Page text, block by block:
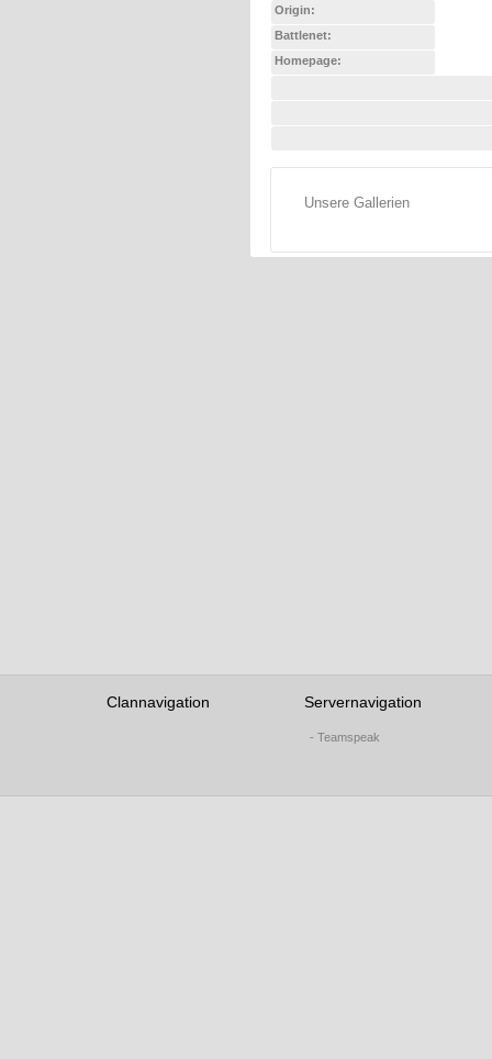
Origin:
Battlenet:
Homepage:
Unsere Gallerien
Clannavigation Servernavigation
- Teamspeak